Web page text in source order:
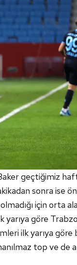
geçtiğimiz
sonra ise
için orta
göre
ilk yarıya göre
top ve de